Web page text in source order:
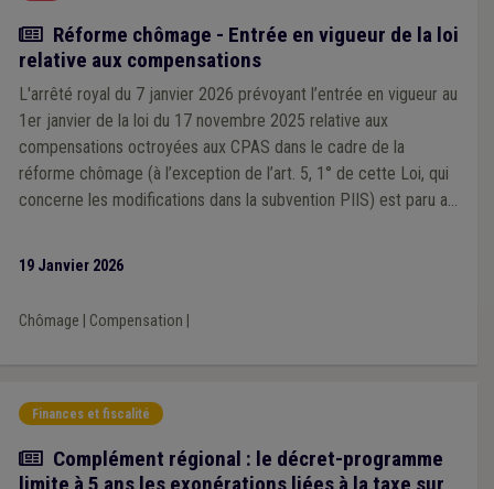
Actualité
Réforme chômage - Entrée en vigueur de la loi
relative aux compensations
L'arrêté royal du 7 janvier 2026 prévoyant l’entrée en vigueur au
1er janvier de la loi du 17 novembre 2025 relative aux
compensations octroyées aux CPAS dans le cadre de la
réforme chômage (à l’exception de l’art. 5, 1° de cette Loi, qui
concerne les modifications dans la subvention PIIS) est paru au
19 Janvier 2026
Chômage Compensation
Finances et fiscalité
Actualité
Complément régional : le décret-programme